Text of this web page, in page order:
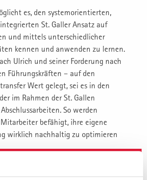
es, den systemorientierten,
St. Galler Ansatz auf
und mittels unterschiedlicher
kennen und anwenden zu lernen.
Ulrich und seiner Forderung nach
Führungskräften – auf den
Wert gelegt, sei es in den
im Rahmen der St. Gallen
So werden
befähigt, ihre eigene
wirklich nachhaltig zu optimieren
St. Gallen